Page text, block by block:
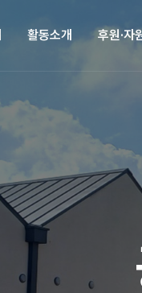
활동소개 후원·자